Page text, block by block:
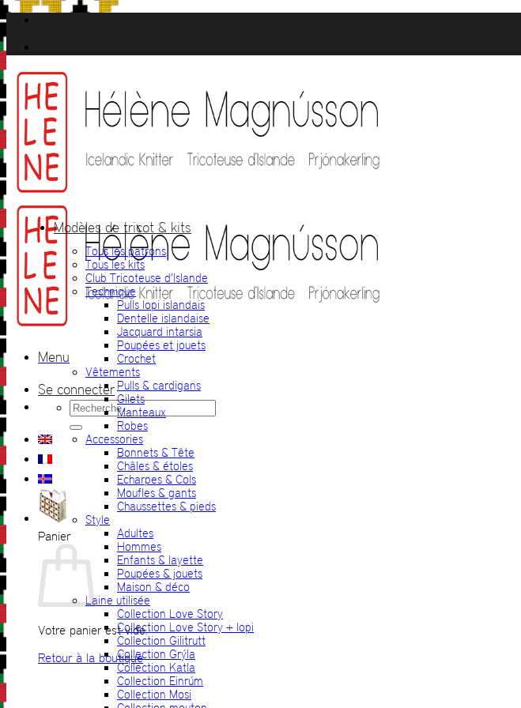
Passer
au
contenu
Menu
Se connecter
Recherche
pour :
Panier
Votre panier est vide.
Retour à la boutique
Modèles de tricot & kits
Tous les patrons
Tous les kits
Club Tricoteuse d’Islande
Technique
Pulls lopi islandais
Dentelle islandaise
Jacquard intarsia
Poupées et jouets
Crochet
Vêtements
Pulls & cardigans
Gilets
Manteaux
Robes
Accessories
Bonnets & Tête
Châles & étoles
Echarpes & Cols
Moufles & gants
Chaussettes & pieds
Style
Adultes
Hommes
Enfants & layette
Poupées & jouets
Maison & déco
Laine utilisée
Collection Love Story
Collection Love Story + lopi
Collection Gilitrutt
Collection Grýla
Collection Katla
Collection Einrúm
Collection Mosi